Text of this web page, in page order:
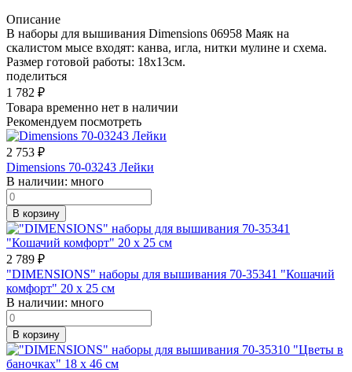
Описание
В наборы для вышивания Dimensions 06958 Маяк на
скалистом мысе входят: канва, игла, нитки мулине и схема.
Размер готовой работы: 18х13см.
поделиться
1 782 ₽
Товара временно нет в наличии
Рекомендуем посмотреть
2 753 ₽
Dimensions 70-03243 Лейки
В наличии: много
В корзину
2 789 ₽
"DIMENSIONS" наборы для вышивания 70-35341 "Кошачий
комфорт" 20 x 25 см
В наличии: много
В корзину